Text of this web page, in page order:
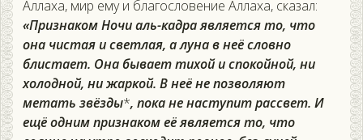
Аллаха, мир ему и благословение Аллаха, сказал:
«Признаком Ночи аль-кадра является то, что
она чистая и светлая, а луна в неё словно
блистает. Она бывает тихой и спокойной, ни
холодной, ни жаркой. В неё не позволяют
метать звёзды*, пока не наступит рассвет. И
ещё одним признаком её является то, что